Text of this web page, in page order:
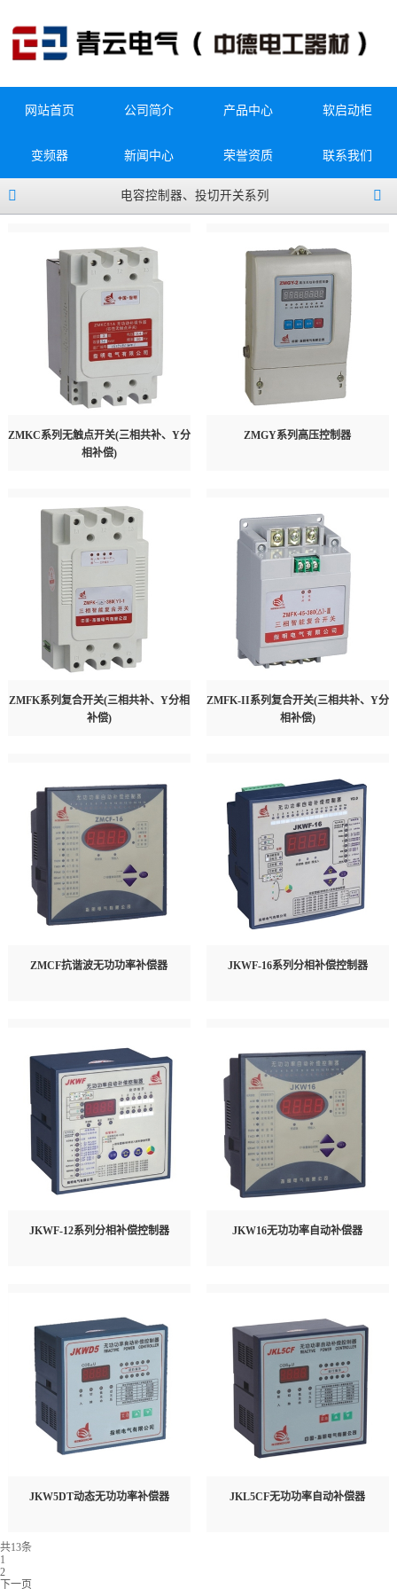
网站首页 公司简介 产品中心 软启动柜
变频器 新闻中心 荣誉资质 联系我们
电容控制器、投切开关系列
ZMKC系列无触点开关(三相共补、Y分
相补偿)
ZMGY系列高压控制器
ZMFK系列复合开关(三相共补、Y分相
补偿)
ZMFK-II系列复合开关(三相共补、Y分
相补偿)
ZMCF抗谐波无功功率补偿器 JKWF-16系列分相补偿控制器
JKWF-12系列分相补偿控制器 JKW16无功功率自动补偿器
JKW5DT动态无功功率补偿器 JKL5CF无功功率自动补偿器
共13条
1
2
下一页